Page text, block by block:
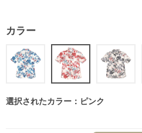
カラー
選択されたカラー：ピンク